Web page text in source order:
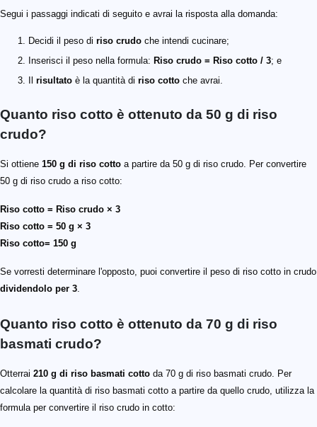
Segui i passaggi indicati di seguito e avrai la risposta alla domanda:
Decidi il peso di riso crudo che intendi cucinare;
Inserisci il peso nella formula: Riso crudo = Riso cotto / 3; e
risultato è la quantità di riso cotto che avrai.
Quanto riso cotto è ottenuto da 50 g di riso
crudo?
Si ottiene 150 g di riso cotto a partire da 50 g di riso crudo. Per convertire
50 g di riso crudo a riso cotto:
Riso cotto = Riso crudo × 3
Riso cotto = 50 g × 3
Riso cotto= 150 g
Se vorresti determinare l'opposto, puoi convertire il peso di riso cotto in crudo
dividendolo per 3.
Quanto riso cotto è ottenuto da 70 g di riso
basmati crudo?
Otterrai 210 g di riso basmati cotto da 70 g di riso basmati crudo. Per
calcolare la quantità di riso basmati cotto a partire da quello crudo, utilizza la
formula per convertire il riso crudo in cotto: